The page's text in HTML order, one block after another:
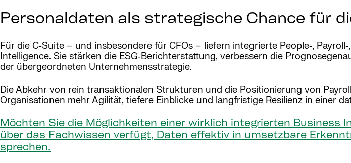
Personaldaten als strategische Chance für
Für die C‑Suite – und insbesondere für CFOs – liefern integrierte People‑,
Intelligence. Sie stärken die ESG‑Berichterstattung, verbessern die
der übergeordneten Unternehmensstrategie.
Die Abkehr von rein transaktionalen Strukturen und die Positionierung von
Organisationen mehr Agilität, tiefere Einblicke und langfristige Resilienz in einer
Möchten Sie die Möglichkeiten einer wirklich integrierten Business
über das Fachwissen verfügt, Daten effektiv in umsetzbare
sprechen.